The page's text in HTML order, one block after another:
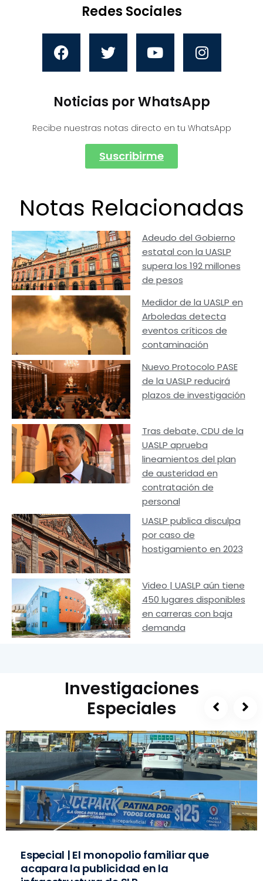
Redes Sociales
Noticias por WhatsApp
Recibe nuestras notas directo en tu WhatsApp
Suscribirme
Notas Relacionadas
Adeudo del Gobierno
estatal con la UASLP
supera los 192 millones
de pesos
Medidor de la UASLP en
Arboledas detecta
eventos críticos de
contaminación
Nuevo Protocolo PASE
de la UASLP reducirá
plazos de investigación
Tras debate, CDU de la
UASLP aprueba
lineamientos del plan
de austeridad en
contratación de
personal
UASLP publica disculpa
por caso de
hostigamiento en 2023
Video | UASLP aún tiene
450 lugares disponibles
en carreras con baja
demanda
Investigaciones
Especiales
Especial | El monopolio familiar que
acapara la publicidad en la